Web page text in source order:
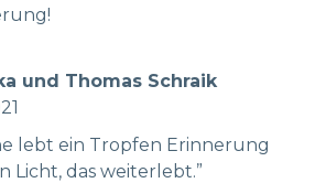
und Thomas Schraik
lebt ein Tropfen Erinnerung
Licht, das weiterlebt.”